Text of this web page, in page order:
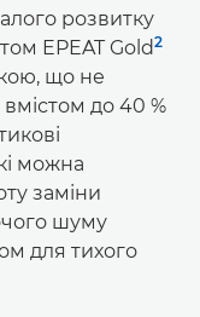
розвитку
EPEAT Gold 2
що не
вмістом до 40 %
можна
заміни
шуму
для тихого